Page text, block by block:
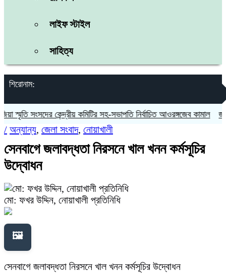
লাইফ স্টাইল
সাহিত্য
শিরোনাম:
সংসদের কেন্দ্রীয় কমিটির সহ-সভাপতি নির্বাচিত আওরঙ্গজেব কামাল
/ অন্যান্য, জেলা সংবাদ, নোয়াখালী
​সেনবাগে জলাবদ্ধতা নিরসনে খাল খনন কর্মসূচির
উদ্বোধন
মো: ফখর উদ্দিন, নোয়াখালী প্রতিনিধি
🖼️
​সেনবাগে জলাবদ্ধতা নিরসনে খাল খনন কর্মসূচির উদ্বোধন